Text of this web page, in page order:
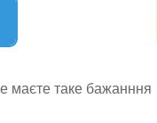
маєте таке бажанння